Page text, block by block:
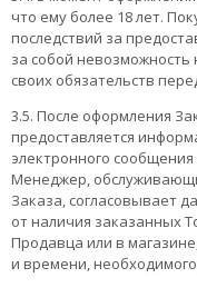
что ему более 18 лет.
последствий за
за собой
своих обязательств
3.5. После оформления
предоставляется
электронного
Менеджер,
Заказа, согласовывает
от наличия заказанных
Продавца или в
и времени,